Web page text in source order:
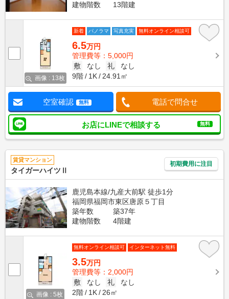
建物階数
13階建
画像 : 13枚
新着 パノラマ 写真充実 無料オンライン相談可
6.5万円
管理費等：5,000円
敷
なし 礼
なし
9階
1K 24.91㎡
空室確認 無料 電話で問合せ
お店にLINEで相談する 無料
賃貸マンション
タイガーハイツⅡ
初期費用に注目
鹿児島本線/九産大前駅 徒歩1分
福岡県福岡市東区唐原５丁目
築年数
築37年
建物階数
4階建
画像 : 5枚
無料オンライン相談可 インターネット無料
3.5万円
管理費等：2,000円
敷
なし 礼
なし
2階
1K 26㎡